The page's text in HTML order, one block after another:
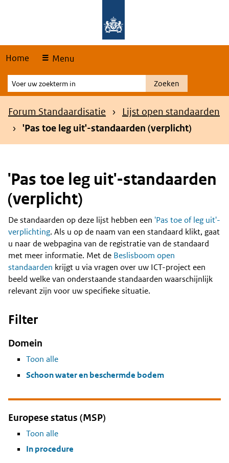
Home Menu
Voer
uw
zoekterm
Zoeken
Kruimelpad
Forum Standaardisatie
Lijst open standaarden
'Pas toe leg uit'-standaarden (verplicht)
'Pas toe leg uit'-standaarden
(verplicht)
Content
De standaarden op deze lijst hebben een 'Pas toe of leg uit'-
verplichting. Als u op de naam van een standaard klikt, gaat
u naar de webpagina van de registratie van de standaard
met meer informatie. Met de Beslisboom open
standaarden krijgt u via vragen over uw ICT-project een
beeld welke van onderstaande standaarden waarschijnlijk
relevant zijn voor uw specifieke situatie.
Filter
Domein
Toon alle
Schoon water en beschermde bodem
Europese status (MSP)
Toon alle
In procedure